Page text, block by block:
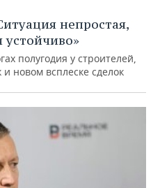
непростая,
полугодия у строителей,
новом всплеске сделок